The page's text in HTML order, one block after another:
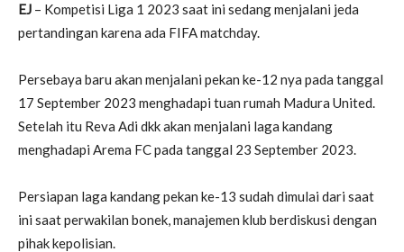
EJ – Kompetisi Liga 1 2023 saat ini sedang menjalani jeda
pertandingan karena ada FIFA matchday.
Persebaya baru akan menjalani pekan ke-12 nya pada tanggal
17 September 2023 menghadapi tuan rumah Madura United.
Setelah itu Reva Adi dkk akan menjalani laga kandang
menghadapi Arema FC pada tanggal 23 September 2023.
Persiapan laga kandang pekan ke-13 sudah dimulai dari saat
ini saat perwakilan bonek, manajemen klub berdiskusi dengan
pihak kepolisian.